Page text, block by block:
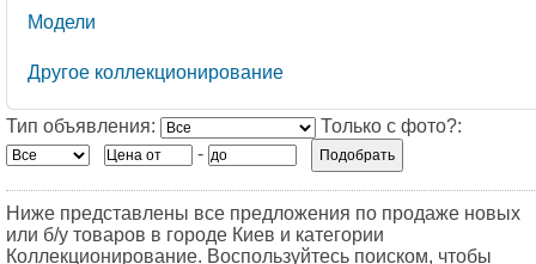
Модели
Другое коллекционирование
Тип объявления:
Только с фото?:
-
Ниже представлены все предложения по продаже новых
или б/у товаров в городе Киев и категории
Коллекционирование. Воспользуйтесь поиском, чтобы